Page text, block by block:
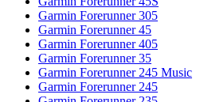
Garmin Forerunner 305
Garmin Forerunner 45
Garmin Forerunner 405
Garmin Forerunner 35
Garmin Forerunner 245 Music
Garmin Forerunner 245